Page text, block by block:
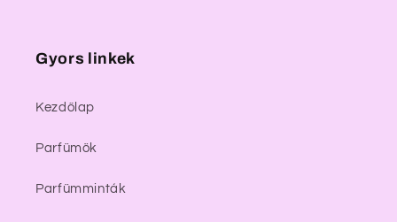
Gyors linkek
Kezdőlap
Parfümök
Parfümminták